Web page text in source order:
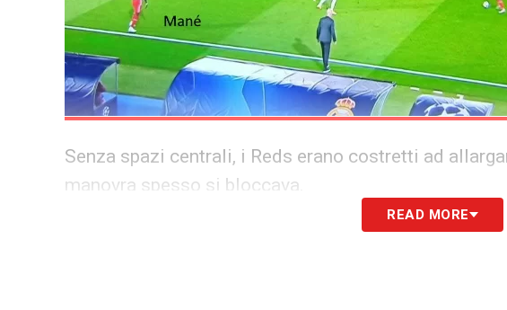
Senza spazi centrali, i Reds erano costretti ad
manovra spesso si bloccava.
Inoltre, fare avanzare il Liverpool consentiva al
READ MORE